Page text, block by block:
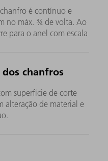
é contínuo e
no máx. ¾ de volta. Ao
para o anel com escala
chanfros
superfície de corte
alteração de material e